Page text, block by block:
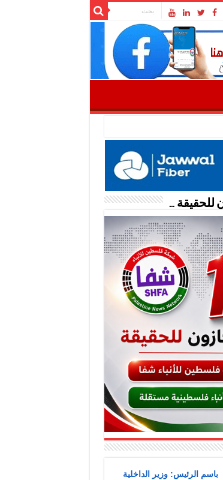
باسم الرئيس: وزير الداخلية